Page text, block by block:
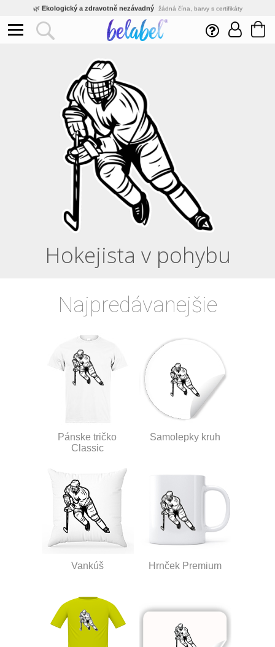
🌿 Ekologický a zdravotně nezávadný žádná čína, barvy s certifikáty
Inovativní výroba vlastní vývoj, nejnovější technologie
Rychlé dodání expedujeme do 24h
Kvalita pod kontrolou jsme přímý výrobce, žádný zprostředkovatel
Eshop s tradicí od roku 2010
Hokejista v pohybu
Najpredávanejšie
Pánske tričko
Classic
Samolepky kruh
Vankúš Hrnček Premium